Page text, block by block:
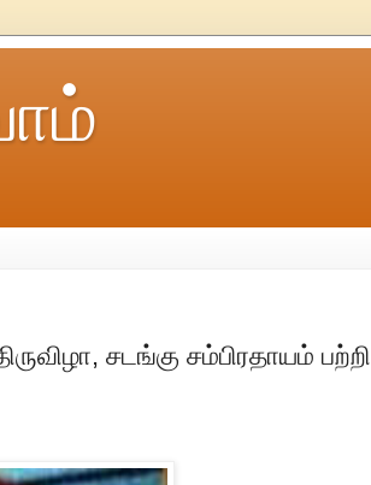
சடங்கு சம்பிரதாயம் பற்றி